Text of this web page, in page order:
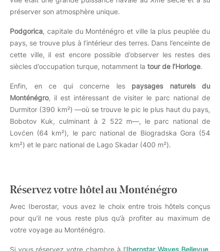
préserver son atmosphère unique.
Podgorica, capitale du Monténégro et ville la plus peuplée du
pays, se trouve plus à l’intérieur des terres. Dans l’enceinte de
cette ville, il est encore possible d’observer les restes des
siècles d’occupation turque, notamment la tour de l’Horloge.
Enfin, en ce qui concerne les paysages naturels du
Monténégro, il est intéressant de visiter le parc national de
Durmitor (390 km²) —où se trouve le pic le plus haut du pays,
Bobotov Kuk, culminant à 2 522 m—, le parc national de
Lovćen (64 km²), le parc national de Biogradska Gora (54
km²) et le parc national de Lago Skadar (400 m²).
Réservez votre hôtel au Monténégro
Avec Iberostar, vous avez le choix entre trois hôtels conçus
pour qu’il ne vous reste plus qu’à profiter au maximum de
votre voyage au Monténégro.
Si vous réservez votre chambre à l’Iberostar Waves Bellevue,